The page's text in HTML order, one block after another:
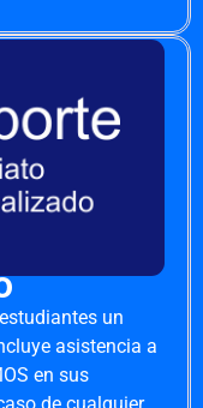
un
asistencia a
en sus
de cualquier